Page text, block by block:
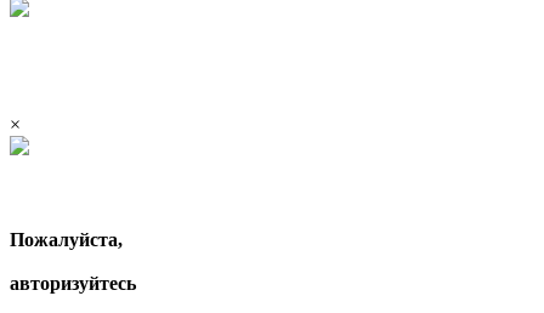
×
Пожалуйста,
авторизуйтесь